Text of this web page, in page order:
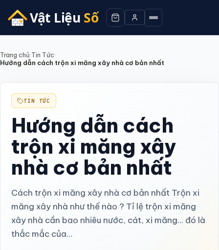
Trang chủ·Tin Tức·
Hướng dẫn cách trộn xi măng xây nhà cơ bản nhất
TIN TỨC
Hướng dẫn cách
trộn xi măng xây
nhà cơ bản nhất
Cách trộn xi măng xây nhà cơ bản nhất Trộn xi
măng xây nhà như thế nào ? Tỉ lệ trộn xi măng
xây nhà cần bao nhiêu nước, cát, xi măng... đó là
thắc mắc của…